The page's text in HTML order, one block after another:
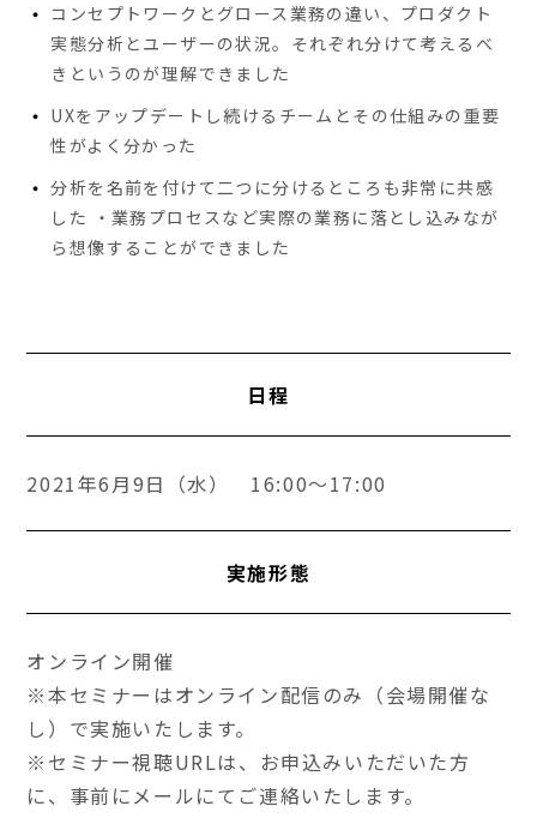
コンセプトワークとグロース業務の違い、プロダクト
実態分析とユーザーの状況。それぞれ分けて考えるべ
きというのが理解できました
UXをアップデートし続けるチームとその仕組みの重要
性がよく分かった
分析を名前を付けて二つに分けるところも非常に共感
した ・業務プロセスなど実際の業務に落とし込みなが
ら想像することができました
日程
2021年6月9日（水） 16:00～17:00
実施形態
オンライン開催
※本セミナーはオンライン配信のみ（会場開催な
し）で実施いたします。
※セミナー視聴URLは、お申込みいただいた方
に、事前にメールにてご連絡いたします。